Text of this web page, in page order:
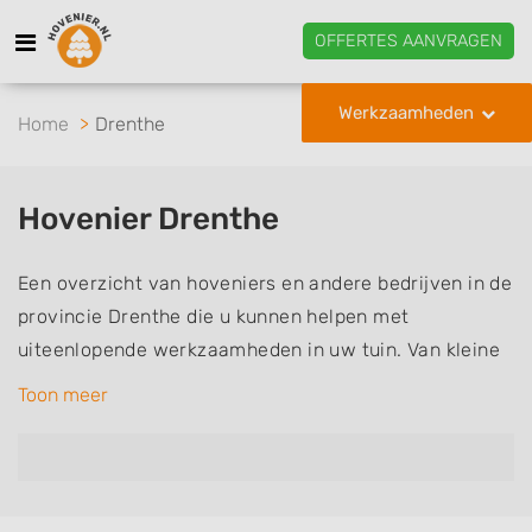
OFFERTES AANVRAGEN
Werkzaamheden
Home Drenthe
Hovenier Drenthe
Een overzicht van hoveniers en andere bedrijven in de
provincie Drenthe die u kunnen helpen met
uiteenlopende werkzaamheden in uw tuin. Van kleine
klussen zoals bomen en planten snoeien, gras maaien,
Toon meer